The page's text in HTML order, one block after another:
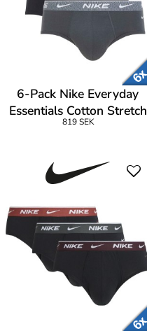
6-Pack Nike Everyday
Essentials Cotton Stretch
Hip Brief
819 SEK